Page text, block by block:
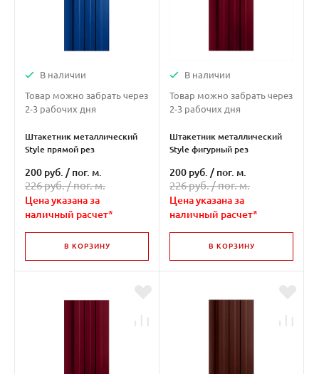
В наличии
Товар можно забрать через
2-3 рабочих дня
Штакетник металлический
Style прямой рез
200 руб. / пог. м.
226 руб. /пог. м.
Цена указана за
наличный расчет*
В КОРЗИНУ
В наличии
Товар можно забрать через
2-3 рабочих дня
Штакетник металлический
Style фигурный рез
200 руб. / пог. м.
226 руб. /пог. м.
Цена указана за
наличный расчет*
В КОРЗИНУ